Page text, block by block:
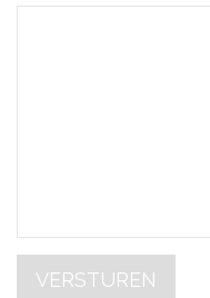
VERSTUREN